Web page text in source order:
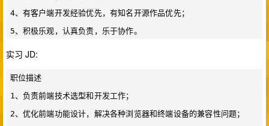
4、有客户端开发经验优先，有知名开源作品优先；
实习 JD:
职位描述
1、负责前端技术选型和开发工作；
2、优化前端功能设计，解决各种浏览器和终端设备的兼容性问题；